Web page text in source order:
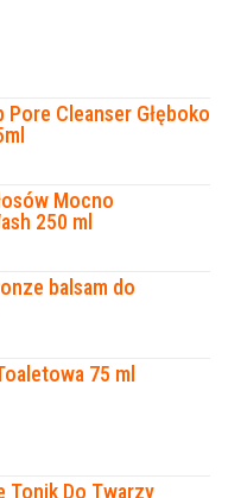
Cleanser Głęboko
Mocno
250 ml
balsam do
75 ml
Tonik Do Twarzy